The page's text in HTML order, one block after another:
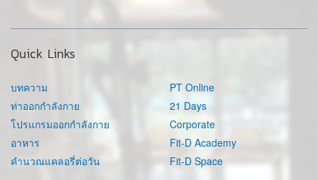
Quick Links
บทความ
ท่าออกกำลังกาย
โปรแกรมออกกำลังกาย
อาหาร
คำนวณแคลอรี่ต่อวัน
PT Online
21 Days
Corporate
Fit-D Academy
Fit-D Space